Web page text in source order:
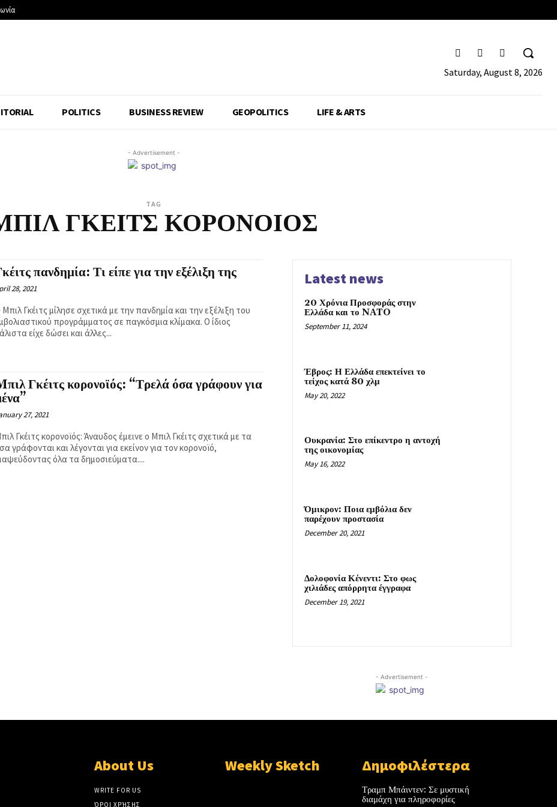
Saturday, August 8, 2026
POLITICS BUSINESS REVIEW GEOPOLITICS LIFE & ARTS
- Advertisement -
TAG
ΓΚΕΙΤΣ ΚΟΡΟΝΟΙΟΣ
πανδημία: Τι είπε για την εξέλιξη της
28, 2021
Γκέιτς μίλησε σχετικά με την πανδημία και την εξέλιξη του
προγράμματος σε παγκόσμια κλίμακα. Ο ίδιος
είχε δώσει και άλλες...
Γκέιτς κορονοϊός: “Τρελά όσα γράφουν για
27, 2021
Γκέιτς κορονοϊός: Άναυδος έμεινε ο Μπιλ Γκέιτς σχετικά με τα
γράφονται και λέγονται για εκείνον για τον κορονοϊό,
όλα τα δημοσιεύματα....
Latest news
20 Χρόνια Προσφοράς στην
Ελλάδα και το NATO
September 11, 2024
Έβρος: Η Ελλάδα επεκτείνει το
τείχος κατά 80 χλμ
May 20, 2022
Ουκρανία: Στο επίκεντρο η αντοχή
της οικονομίας
May 16, 2022
Όμικρον: Ποια εμβόλια δεν
παρέχουν προστασία
December 20, 2021
Δολοφονία Κένεντι: Στο φως
χιλιάδες απόρρητα έγγραφα
December 19, 2021
- Advertisement -
About Us
WRITE FOR US
ΌΡΟΙ ΧΡΉΣΗΣ
Weekly Sketch Δημοφιλέστερα
Τραμπ Μπάιντεν: Σε μυστική
διαμάχη για πληροφορίες